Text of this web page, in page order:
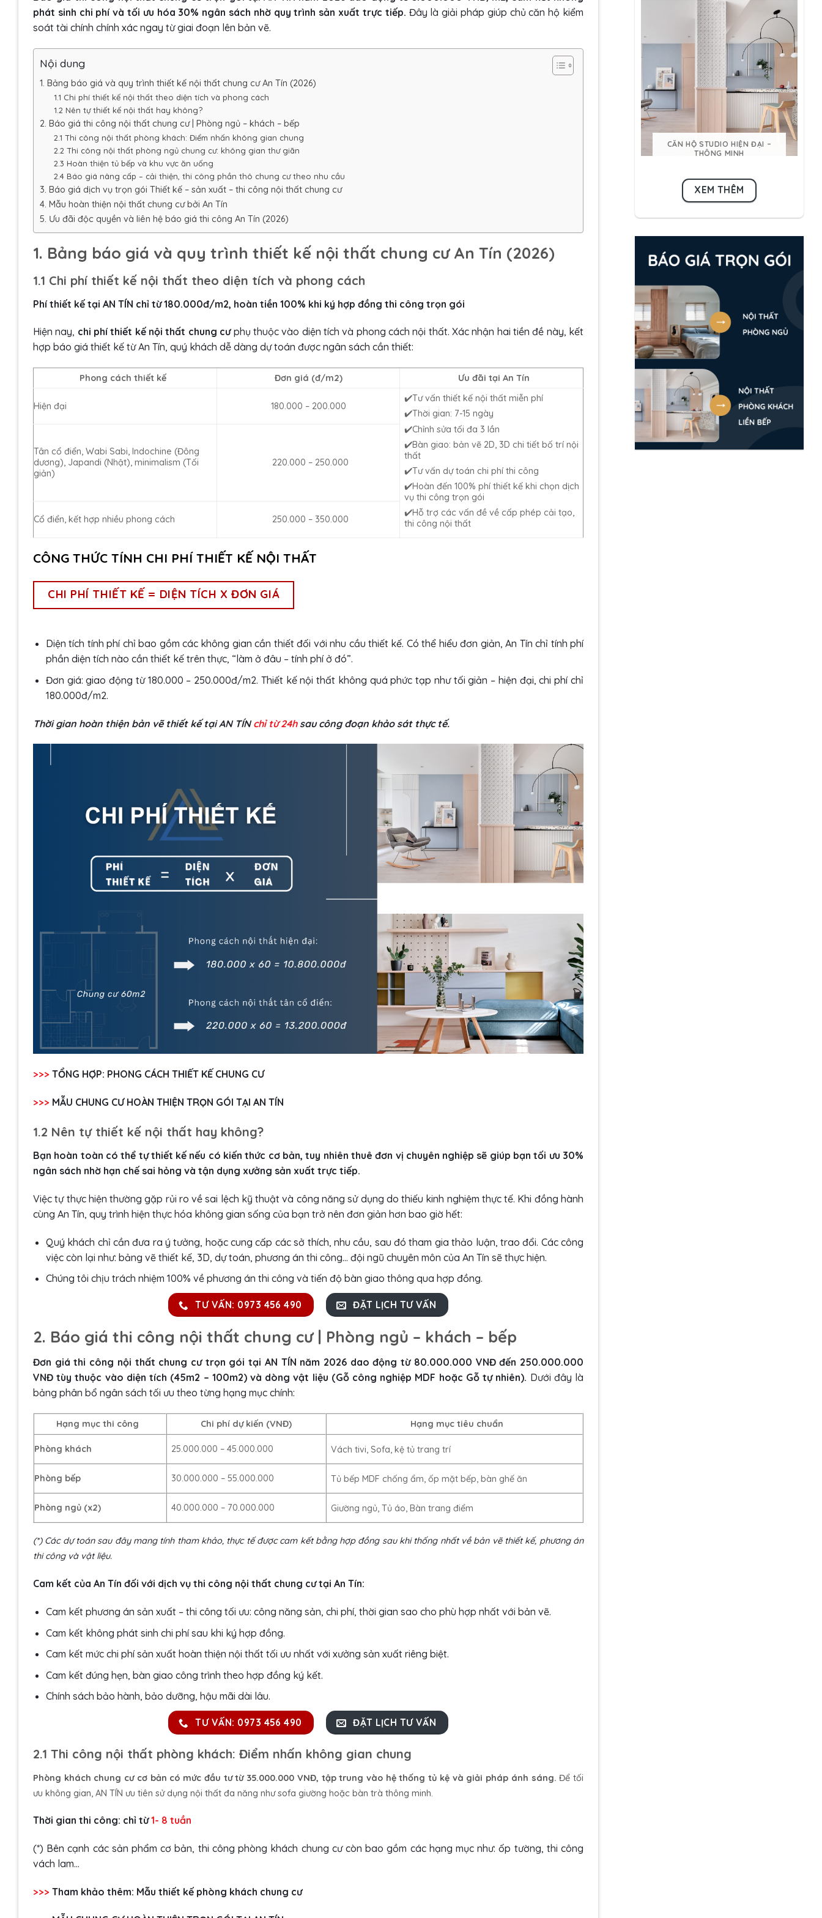
phát sinh chi phí và tối ưu hóa 30% ngân sách nhờ quy trình sản xuất trực tiếp. Đây là giải pháp giúp chủ căn hộ kiểm
soát tài chính chính xác ngay từ giai đoạn lên bản vẽ.
Nội dung
1. Bảng báo giá và quy trình thiết kế nội thất chung cư An Tín (2026)
1.1 Chi phí thiết kế nội thất theo diện tích và phong cách
1.2 Nên tự thiết kế nội thất hay không?
2. Báo giá thi công nội thất chung cư | Phòng ngủ – khách – bếp
2.1 Thi công nội thất phòng khách: Điểm nhấn không gian chung
2.2 Thi công nội thất phòng ngủ chung cư: không gian thư giãn
2.3 Hoàn thiện tủ bếp và khu vực ăn uống
2.4 Báo giá nâng cấp – cải thiện, thi công phần thô chung cư theo nhu cầu
3. Báo giá dịch vụ trọn gói Thiết kế – sản xuất – thi công nội thất chung cư
4. Mẫu hoàn thiện nội thất chung cư bởi An Tín
5. Ưu đãi độc quyền và liên hệ báo giá thi công An Tín (2026)
1. Bảng báo giá và quy trình thiết kế nội thất chung cư An Tín (2026)
1.1 Chi phí thiết kế nội thất theo diện tích và phong cách
Phí thiết kế tại AN TÍN chỉ từ 180.000đ/m2, hoàn tiền 100% khi ký hợp đồng thi công trọn gói
Hiện nay, chi phíthiết kế nội thất chung cư phụ thuộc vào diện tích và phong cách nội thất. Xác nhận hai tiền đề này, kết
hợp báo giá thiết kế từ An Tín, quý khách dễ dàng dự toán được ngân sách cần thiết:
Phong cách thiết kế Đơn giá (đ/m2) Ưu đãi tại An Tín
Hiện đại 180.000 – 200.000
✔️Tư vấn thiết kế nội thất miễn phí
✔️Thời gian: 7-15 ngày
✔️Chỉnh sửa tối đa 3 lần
✔️Bàn giao: bản vẽ 2D, 3D chi tiết bố trí nội
thất
✔️Tư vấn dự toán chi phí thi công
✔️Hoàn đến 100% phí thiết kế khi chọn dịch
vụ thi công trọn gói
✔️Hỗ trợ các vấn đề về cấp phép cải tạo,
thi công nội thất
Tân cổ điển, Wabi Sabi, Indochine (Đông
dương), Japandi (Nhật), minimalism (Tối
giản)
220.000 – 250.000
Cổ điển, kết hợp nhiều phong cách 250.000 – 350.000
CÔNG THỨC TÍNH CHI PHÍ THIẾT KẾ NỘI THẤT
CHI PHÍ THIẾT KẾ = DIỆN TÍCH X ĐƠN GIÁ
Diện tích tính phí chỉ bao gồm các không gian cần thiết đối với nhu cầu thiết kế. Có thể hiểu đơn giản, An Tín chỉ tính phí
phần diện tích nào cần thiết kế trên thực, “làm ở đâu – tính phí ở đó”.
Đơn giá: giao động từ 180.000 – 250.000đ/m2. Thiết kế nội thất không quá phức tạp như tối giản – hiện đại, chi phí chỉ
180.000đ/m2.
Thời gian hoàn thiện bản vẽ thiết kế tại AN TÍNchỉ từ 24hsau công đoạn khảo sát thực tế.
>>> TỔNG HỢP: PHONG CÁCH THIẾT KẾ CHUNG CƯ
>>> MẪU CHUNG CƯ HOÀN THIỆN TRỌN GÓI TẠI AN TÍN
1.2 Nên tự thiết kế nội thất hay không?
Bạn hoàn toàn có thể tự thiết kế nếu có kiến thức cơ bản, tuy nhiên thuê đơn vị chuyên nghiệp sẽ giúp bạn tối ưu 30%
ngân sách nhờ hạn chế sai hỏng và tận dụng xưởng sản xuất trực tiếp.
Việc tự thực hiện thường gặp rủi ro về sai lệch kỹ thuật và công năng sử dụng do thiếu kinh nghiệm thực tế. Khi đồng hành
cùng An Tín, quy trình hiện thực hóa không gian sống của bạn trở nên đơn giản hơn bao giờ hết:
Quý khách chỉ cần đưa ra ý tưởng, hoặc cung cấp các sở thích, nhu cầu, sau đó tham gia thảo luận, trao đổi. Các công
việc còn lại như: bảng vẽ thiết kế, 3D, dự toán, phương án thi công… đội ngũ chuyên môn của An Tín sẽ thực hiện.
Chúng tôi chịu trách nhiệm 100% về phương án thi công và tiến độ bàn giao thông qua hợp đồng.
TƯ VẤN: 0973 456 490 ĐẶT LỊCH TƯ VẤN
2. Báo giá thi công nội thất chung cư | Phòng ngủ – khách – bếp
Đơn giá thi công nội thất chung cư trọn gói tại AN TÍN năm 2026 dao động từ 80.000.000 VNĐ đến 250.000.000
VNĐ tùy thuộc vào diện tích (45m2 – 100m2) và dòng vật liệu (Gỗ công nghiệp MDF hoặc Gỗ tự nhiên). Dưới đây là
bảng phân bổ ngân sách tối ưu theo từng hạng mục chính:
Hạng mục thi công Chi phí dự kiến (VNĐ) Hạng mục tiêu chuẩn
Phòng khách 25.000.000 – 45.000.000 Vách tivi, Sofa, kệ tủ trang trí
Phòng bếp 30.000.000 – 55.000.000 Tủ bếp MDF chống ẩm, ốp mặt bếp, bàn ghế ăn
Phòng ngủ (x2) 40.000.000 – 70.000.000 Giường ngủ, Tủ áo, Bàn trang điểm
(*) Các dự toán sau đây mang tính tham khảo, thực tế được cam kết bằng hợp đồng sau khi thống nhất về bản vẽ thiết kế, phương án
thi công và vật liệu.
Cam kết của An Tín đối với dịch vụ thi công nội thất chung cư tại An Tín:
Cam kết phương án sản xuất – thi công tối ưu: công năng sản, chi phí, thời gian sao cho phù hợp nhất với bản vẽ.
Cam kết không phát sinh chi phí sau khi ký hợp đồng.
Cam kết mức chi phí sản xuất hoàn thiện nội thất tối ưu nhất với xưởng sản xuất riêng biệt.
Cam kết đúng hẹn, bàn giao công trình theo hợp đồng ký kết.
Chính sách bảo hành, bảo dưỡng, hậu mãi dài lâu.
TƯ VẤN: 0973 456 490 ĐẶT LỊCH TƯ VẤN
2.1 Thi công nội thất phòng khách: Điểm nhấn không gian chung
Phòng khách chung cư cơ bản có mức đầu tư từ 35.000.000 VNĐ, tập trung vào hệ thống tủ kệ và giải pháp ánh sáng. Để tối
ưu không gian, AN TÍN ưu tiên sử dụng nội thất đa năng như sofa giường hoặc bàn trà thông minh.
Thời gian thi công: chỉ từ1- 8 tuần
(*) Bên cạnh các sản phẩm cơ bản, thi công phòng khách chung cư còn bao gồm các hạng mục như: ốp tường, thi công
vách lam…
>>> Tham khảo thêm: Mẫu thiết kế phòng khách chung cư
CĂN HỘ STUDIO HIỆN ĐẠI –
THÔNG MINH
XEM THÊM